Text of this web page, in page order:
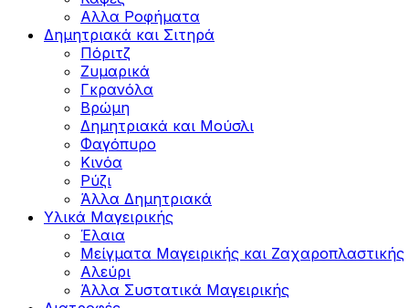
Αλλα Ροφήματα
Δημητριακά και Σιτηρά
Πόριτζ
Ζυμαρικά
Γκρανόλα
Βρώμη
Δημητριακά και Μούσλι
Φαγόπυρο
Κινόα
Ρύζι
Άλλα Δημητριακά
Υλικά Μαγειρικής
Έλαια
Μείγματα Μαγειρικής και Ζαχαροπλαστικής
Αλεύρι
Άλλα Συστατικά Μαγειρικής